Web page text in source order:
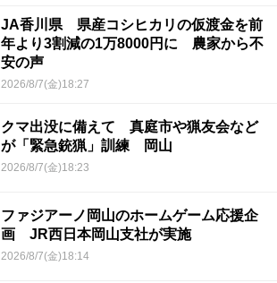
JA香川県 県産コシヒカリの仮渡金を前
年より3割減の1万8000円に 農家から不
安の声
2026/8/7(金)18:27
クマ出没に備えて 真庭市や猟友会など
が「緊急銃猟」訓練 岡山
2026/8/7(金)18:23
ファジアーノ岡山のホームゲーム応援企
画 JR西日本岡山支社が実施
2026/8/7(金)18:14